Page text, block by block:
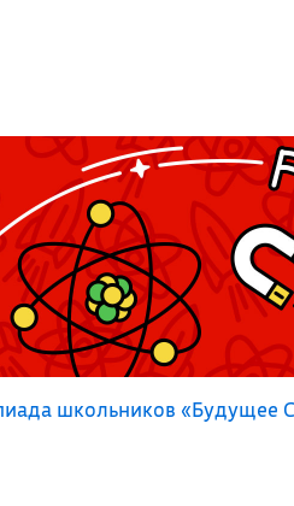
школьников «Будущее